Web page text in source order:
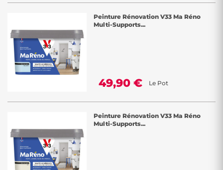
Peinture Rénovation V33 Ma Réno
Multi-Supports...
49,90 € Le Pot
Peinture Rénovation V33 Ma Réno
Multi-Supports...